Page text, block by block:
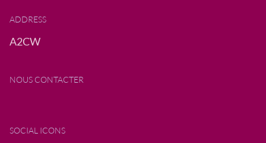
ADDRESS
A2CW
NOUS CONTACTER
SOCIAL ICONS